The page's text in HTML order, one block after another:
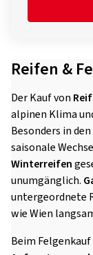
Reifen &
Der Kauf von
alpinen Klima
Besonders in
saisonale
Winterreifen
unumgänglich.
untergeordnete
wie Wien
Beim